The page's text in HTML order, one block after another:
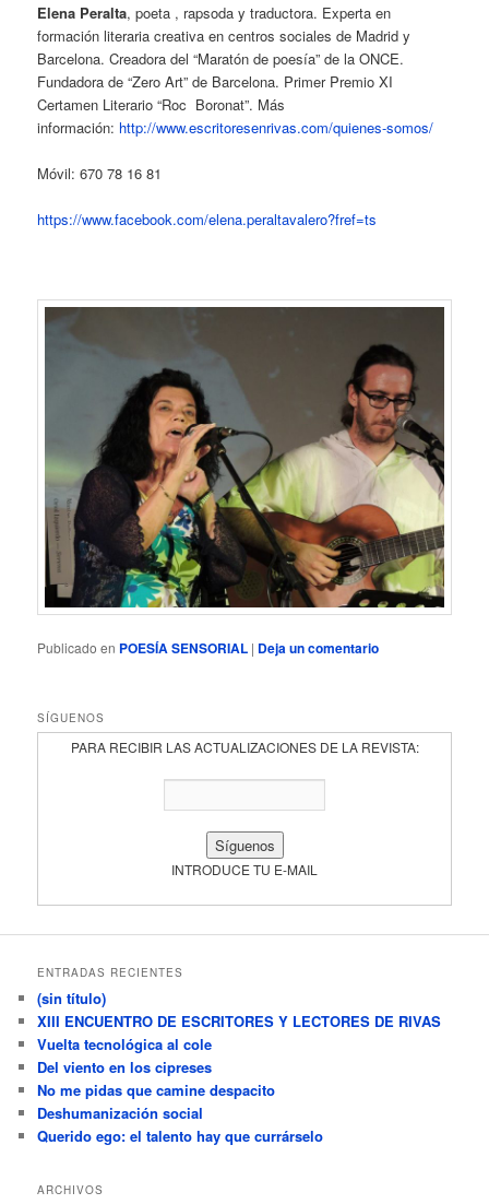
Elena Peralta, poeta , rapsoda y traductora. Experta en
formación literaria creativa en centros sociales de Madrid y
Barcelona. Creadora del “Maratón de poesía” de la ONCE.
Fundadora de “Zero Art” de Barcelona. Primer Premio XI
Certamen Literario “Roc Boronat”. Más
información: http://www.escritoresenrivas.com/quienes-somos/
Móvil: 670 78 16 81
https://www.facebook.com/elena.peraltavalero?fref=ts
Publicado en POESÍA SENSORIAL | Deja un comentario
SÍGUENOS
PARA RECIBIR LAS ACTUALIZACIONES DE LA REVISTA:
INTRODUCE TU E-MAIL
ENTRADAS RECIENTES
(sin título)
XIII ENCUENTRO DE ESCRITORES Y LECTORES DE RIVAS
Vuelta tecnológica al cole
Del viento en los cipreses
No me pidas que camine despacito
Deshumanización social
Querido ego: el talento hay que currárselo
ARCHIVOS